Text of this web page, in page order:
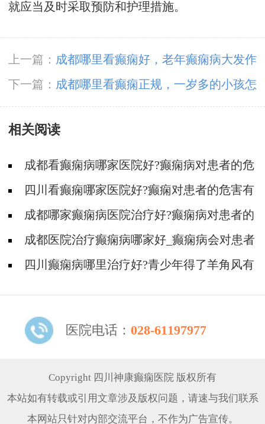
就应当及时采取预防和护理措施。
上一篇： 成都哪里看癫痫好，老年癫痫病大发作
症状有哪些呢
下一篇： 成都哪里看癫痫正规，一岁多的小孩怎
么会有癫痫
相关阅读
成都看癫痫病哪家医院好?癫痫病对患者的危
害有多大?
四川看癫痫哪家医院好?癫痫对患者的危害有
多大?成都哪家癫痫病医院治疗好?癫痫病对患者的
危害有哪些?
成都医院治疗癫痫病哪家好_癫痫病会对患者
造成哪些伤害?
四川癫痫病哪里治疗好?青少年得了羊角风有
医院电话： 028-61197977
Copyright 四川神康癫痫医院 版权所有
本站如有转载或引用文章涉及版权问题，请速与我们联系
本网站只针对内部交流平台，不作为广告宣传。